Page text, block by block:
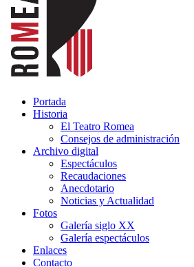
Portada
Historia
El Teatro Romea
Consejos de administración
Archivo digital
Espectáculos
Recaudaciones
Anecdotario
Noticias y Actualidad
Fotos
Galería siglo XX
Galería espectáculos
Enlaces
Contacto